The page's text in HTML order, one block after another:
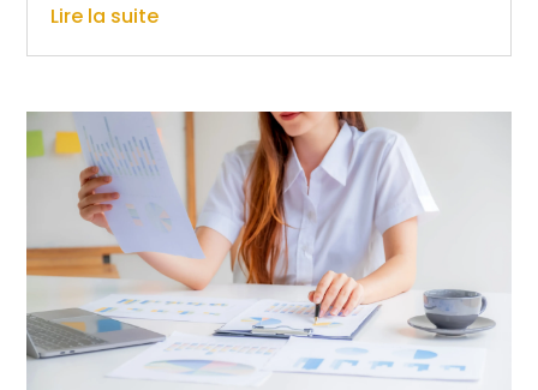
Lire la suite